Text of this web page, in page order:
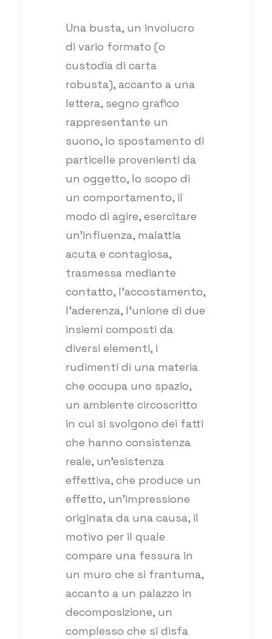
Una busta, un involucro
di vario formato (o
custodia di carta
robusta), accanto a una
lettera, segno grafico
rappresentante un
suono, lo spostamento di
particelle provenienti da
un oggetto, lo scopo di
un comportamento, il
modo di agire, esercitare
un’influenza, malattia
acuta e contagiosa,
trasmessa mediante
contatto, l’accostamento,
l’aderenza, l’unione di due
insiemi composti da
diversi elementi, i
rudimenti di una materia
che occupa uno spazio,
un ambiente circoscritto
in cui si svolgono dei fatti
che hanno consistenza
reale, un’esistenza
effettiva, che produce un
effetto, un’impressione
originata da una causa, il
motivo per il quale
compare una fessura in
un muro che si frantuma,
accanto a un palazzo in
decomposizione, un
complesso che si disfa